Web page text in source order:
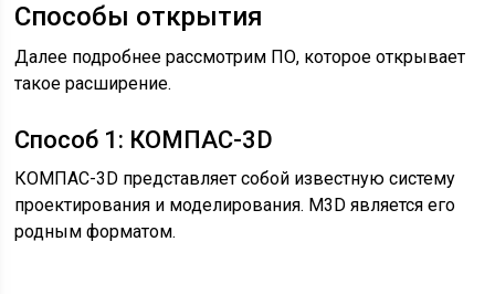
Способы открытия
Далее подробнее рассмотрим ПО, которое открывает
такое расширение.
Способ 1: КОМПАС-3D
КОМПАС-3D представляет собой известную систему
проектирования и моделирования. M3D является его
родным форматом.